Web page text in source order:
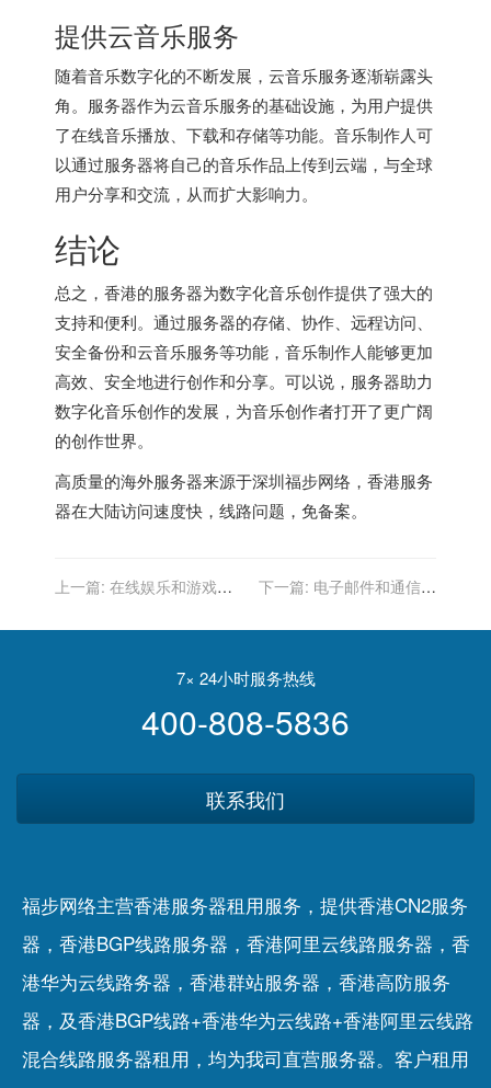
提供云音乐服务
随着音乐数字化的不断发展，云音乐服务逐渐崭露头
角。服务器作为云音乐服务的基础设施，为用户提供
了在线音乐播放、下载和存储等功能。音乐制作人可
以通过服务器将自己的音乐作品上传到云端，与全球
用户分享和交流，从而扩大影响力。
结论
总之，香港的服务器为数字化音乐创作提供了强大的
支持和便利。通过服务器的存储、协作、远程访问、
安全备份和云音乐服务等功能，音乐制作人能够更加
高效、安全地进行创作和分享。可以说，服务器助力
数字化音乐创作的发展，为音乐创作者打开了更广阔
的创作世界。
高质量的海外服务器来源于深圳福步网络， 香港服务
器在大陆访问速度快，线路问题，免备案。
上一篇: 在线娱乐和游戏行
下一篇: 电子邮件和通信服
7× 24小时服务热线
400-808-5836
联系我们
福步网络主营香港服务器租用服务，提供香港CN2服务
器，香港BGP线路服务器，香港阿里云线路服务器，香
港华为云线路务器，香港群站服务器，香港高防服务
器，及香港BGP线路+香港华为云线路+香港阿里云线路
混合线路服务器租用，均为我司直营服务器。客户租用